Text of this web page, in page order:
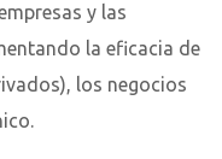
y las
la eficacia de
los negocios